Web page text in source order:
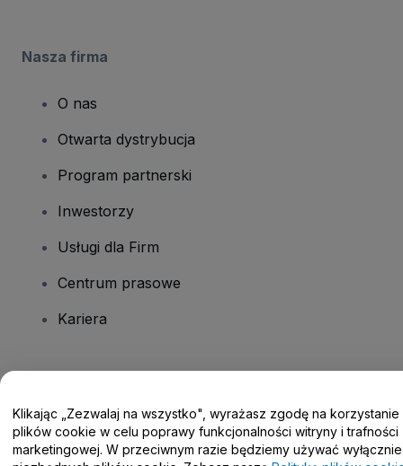
Nasza firma
O nas
Otwarta dystrybucja
Program partnerski
Inwestorzy
Usługi dla Firm
Centrum prasowe
Kariera
Centrum pomocy / Skontaktuj się z nami
Klikając „Zezwalaj na wszystko", wyrażasz zgodę na korzystanie
plików cookie w celu poprawy funkcjonalności witryny i trafności
marketingowej. W przeciwnym razie będziemy używać wyłącznie